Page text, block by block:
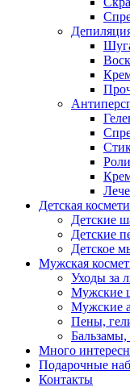
Детская
Детские
Детские
Детское
Мужская
Уходы за
Мужские
Мужские
Пены,
Бальзамы,
Много
Подарочные
Контакты